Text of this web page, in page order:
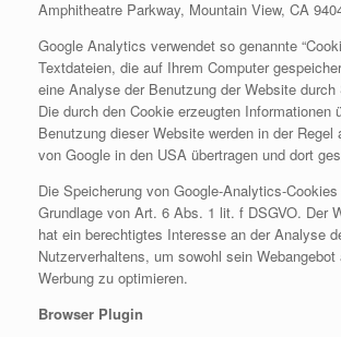
Amphitheatre Parkway, Mountain View, CA
Google Analytics verwendet so genannte
Textdateien, die auf Ihrem Computer
eine Analyse der Benutzung der Website durch
Die durch den Cookie erzeugten Informationen
Benutzung dieser Website werden in der Regel
von Google in den USA übertragen und dort
Die Speicherung von Google-Analytics-
Grundlage von Art. 6 Abs. 1 lit. f DSGVO. Der
hat ein berechtigtes Interesse an der Analyse
Nutzerverhaltens, um sowohl sein
Werbung zu optimieren.
Browser Plugin